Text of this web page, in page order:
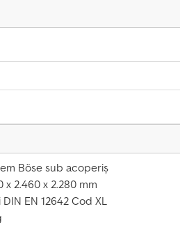
Böse sub acoperiș
2.460 x 2.280 mm
EN 12642 Cod XL